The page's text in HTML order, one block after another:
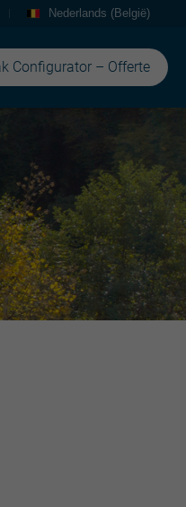
Configurator – Offerte
Nederlands (België)